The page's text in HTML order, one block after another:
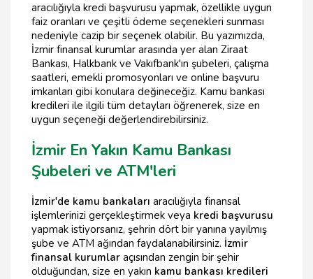
aracılığıyla kredi başvurusu yapmak, özellikle uygun
faiz oranları ve çeşitli ödeme seçenekleri sunması
nedeniyle cazip bir seçenek olabilir. Bu yazımızda,
İzmir finansal kurumlar arasında yer alan Ziraat
Bankası, Halkbank ve Vakıfbank'ın şubeleri, çalışma
saatleri, emekli promosyonları ve online başvuru
imkanları gibi konulara değineceğiz. Kamu bankası
kredileri ile ilgili tüm detayları öğrenerek, size en
uygun seçeneği değerlendirebilirsiniz.
İzmir En Yakın Kamu Bankası
Şubeleri ve ATM'leri
İzmir'de kamu bankaları aracılığıyla finansal
işlemlerinizi gerçekleştirmek veya kredi başvurusu
yapmak istiyorsanız, şehrin dört bir yanına yayılmış
şube ve ATM ağından faydalanabilirsiniz. İzmir
finansal kurumlar açısından zengin bir şehir
olduğundan, size en yakın kamu bankası kredileri